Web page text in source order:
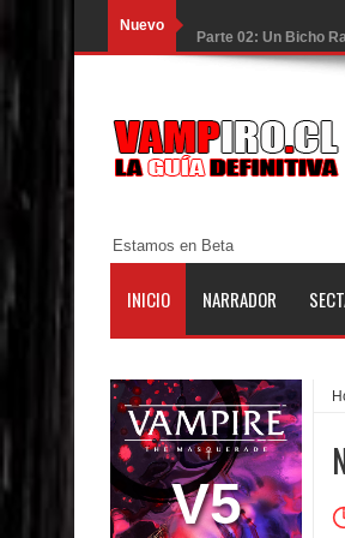
Nuevo
Parte 01: Una Misión
Parte 03: Forastero
Parte 10: El Secreto
Parte 06: El Trato con
Parte 05: Sitiados
Parte 04: Se
Parte 03: Una Piraña
Estamos en Beta
INICIO NARRADOR
V5